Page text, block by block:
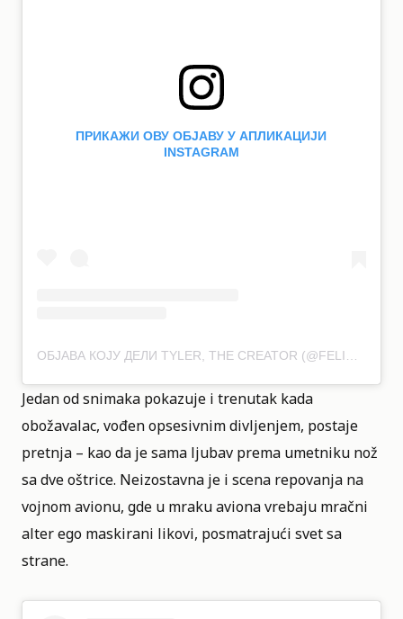
ПРИКАЖИ ОВУ ОБЈАВУ У АПЛИКАЦИЈИ
INSTAGRAM
ОБЈАВА КОЈУ ДЕЛИ TYLER, THE CREATOR (@FELICIATHEGOAT)
Jedan od snimaka pokazuje i trenutak kada
obožavalac, vođen opsesivnim divljenjem, postaje
pretnja – kao da je sama ljubav prema umetniku nož
sa dve oštrice. Neizostavna je i scena repovanja na
vojnom avionu, gde u mraku aviona vrebaju mračni
alter ego maskirani likovi, posmatrajući svet sa
strane.